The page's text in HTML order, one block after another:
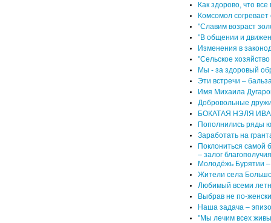
Как здорово, что
Комсомол
"Славим возраст
"В общении и
Изменения в
"Сельское
Мы - за здоровый
Эти встречи –
Имя Михаила
Добровольные
БОКАТАЯ НЭЛЯ
Пополнились ряды
Заработать на
Поклониться самой
– залог
Молодёжь Бурятии –
Жители села
Любимый всеми
Выбрав не по-
Наша задача –
"Мы лечим всех